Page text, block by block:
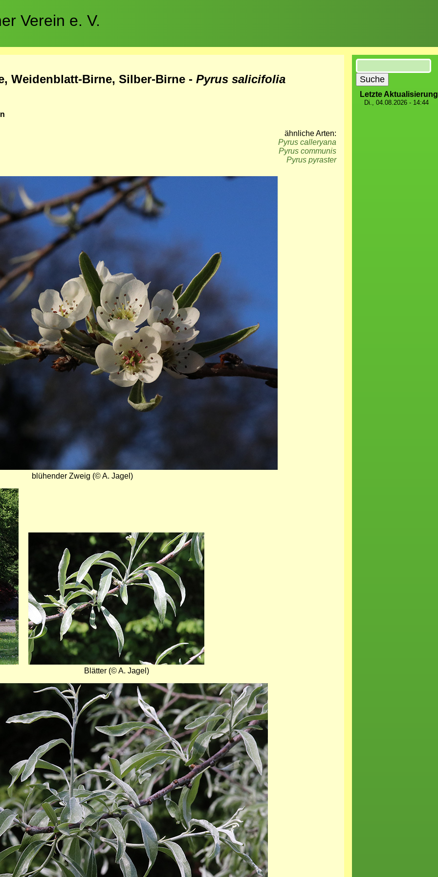
Verein e. V.
Weidenblatt-Birne, Silber-Birne - Pyrus salicifolia
ähnliche Arten:
Pyrus calleryana
Pyrus communis
Pyrus pyraster
blühender Zweig (© A. Jagel)
Blätter (© A. Jagel)
Suche
Letzte Aktualisierung
Di., 04.08.2026 - 14:44